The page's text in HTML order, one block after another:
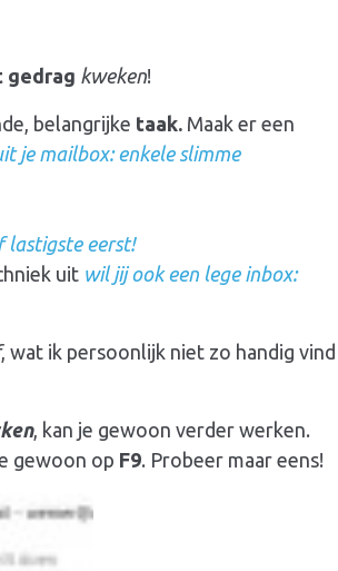
gedrag kweken!
belangrijke taak. Maak er een
je mailbox: enkele slimme
lastigste eerst!
uit wil jij ook een lege inbox:
, wat ik persoonlijk niet zo handig vind
, kan je gewoon verder werken.
gewoon op F9. Probeer maar eens!